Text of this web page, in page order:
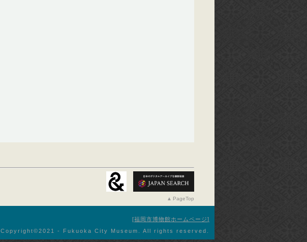
PageTop
福岡市博物館ホームページ
Copyright©︎2021 - Fukuoka City Museum. All rights reserved.